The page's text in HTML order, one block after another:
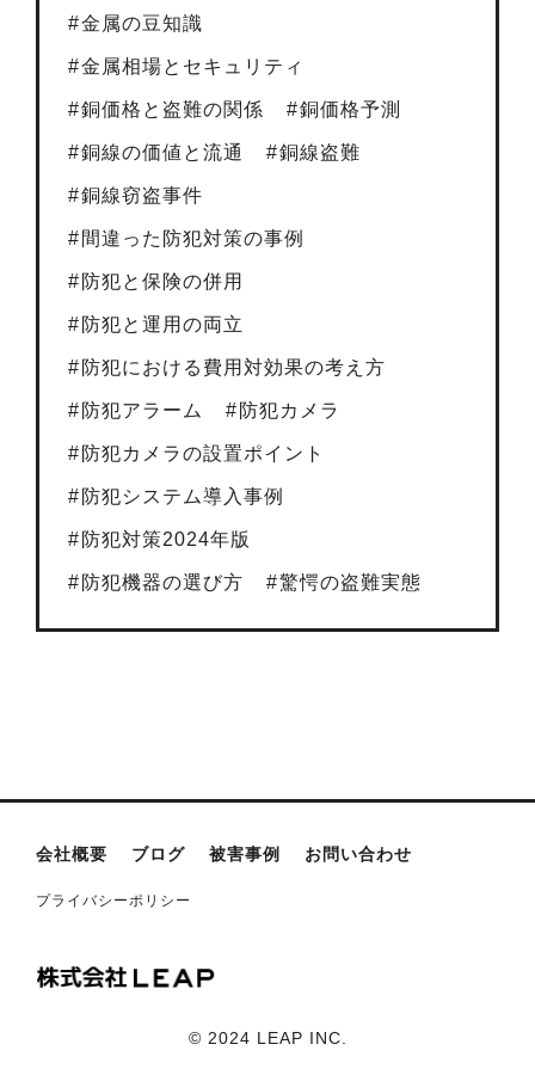
金属の豆知識
金属相場とセキュリティ
銅価格と盗難の関係 銅価格予測
銅線の価値と流通 銅線盗難
銅線窃盗事件
間違った防犯対策の事例
防犯と保険の併用
防犯と運用の両立
防犯における費用対効果の考え方
防犯アラーム 防犯カメラ
防犯カメラの設置ポイント
防犯システム導入事例
防犯対策2024年版
防犯機器の選び方 驚愕の盗難実態
会社概要 ブログ 被害事例 お問い合わせ
プライバシーポリシー
©︎ 2024 LEAP INC.